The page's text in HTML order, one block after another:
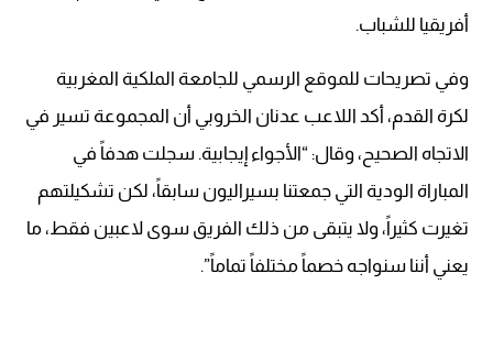
أفريقيا للشباب.
وفي تصريحات للموقع الرسمي للجامعة الملكية المغربية
لكرة القدم، أكد اللاعب عدنان الخروبي أن المجموعة تسير في
الاتجاه الصحيح، وقال: “الأجواء إيجابية. سجلت هدفاً في
المباراة الودية التي جمعتنا بسيراليون سابقاً، لكن تشكيلتهم
تغيرت كثيراً، ولا يتبقى من ذلك الفريق سوى لاعبين فقط، ما
يعني أننا سنواجه خصماً مختلفاً تماماً”.